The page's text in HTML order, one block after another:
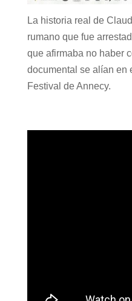
La historia real de
rumano que fue
que afirmaba no haber
documental se alían en
Festival de Annecy.